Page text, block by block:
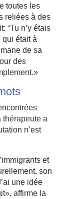
toutes les
reliées à des
“Tu n’y étais
qui était à
de sa
des
thérapeute a
n’est
et
son
une idée
affirme la